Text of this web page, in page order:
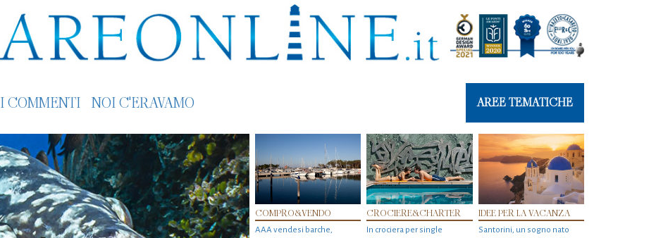
I COMMENTI NOI C'ERAVAMO AREE TEMATICHE
COMPRO&VENDO
AAA vendesi barche,
CROCIERE&CHARTER
In crociera per single
IDEE PER LA VACANZA
Santorini, un sogno nato